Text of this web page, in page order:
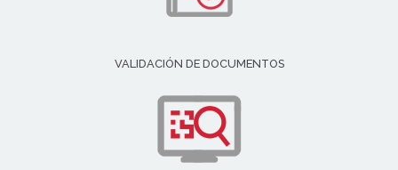
VALIDACIÓN DE DOCUMENTOS